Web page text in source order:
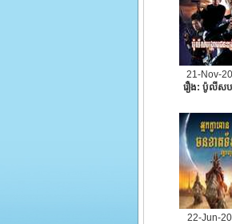
21-Nov-
រឿង:​ ប៉ូលីស
22-Jun-